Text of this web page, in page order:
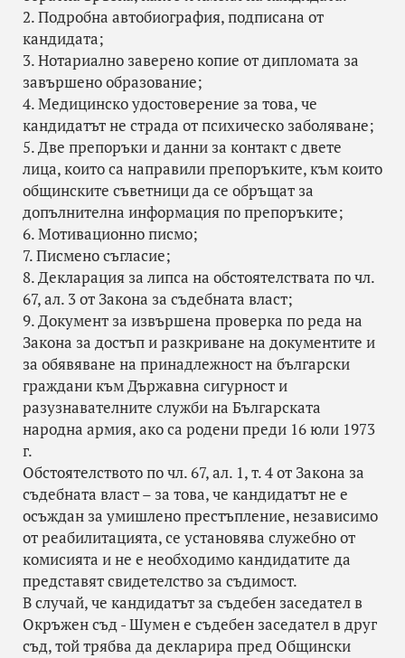
2. Подробна автобиография, подписана от
кандидата;
3. Нотариално заверено копие от дипломата за
завършено образование;
4. Медицинско удостоверение за това, че
кандидатът не страда от психическо заболяване;
5. Две препоръки и данни за контакт с двете
лица, които са направили препоръките, към които
общинските съветници да се обръщат за
допълнителна информация по препоръките;
6. Мотивационно писмо;
7. Писмено съгласие;
8. Декларация за липса на обстоятелствата по чл.
67, ал. 3 от Закона за съдебната власт;
9. Документ за извършена проверка по реда на
Закона за достъп и разкриване на документите и
за обявяване на принадлежност на български
граждани към Държавна сигурност и
разузнавателните служби на Българската
народна армия, ако са родени преди 16 юли 1973
г.
Обстоятелството по чл. 67, ал. 1, т. 4 от Закона за
съдебната власт – за това, че кандидатът не е
осъждан за умишлено престъпление, независимо
от реабилитацията, се установява служебно от
комисията и не е необходимо кандидатите да
представят свидетелство за съдимост.
В случай, че кандидатът за съдебен заседател в
Окръжен съд - Шумен е съдебен заседател в друг
съд, той трябва да декларира пред Общински